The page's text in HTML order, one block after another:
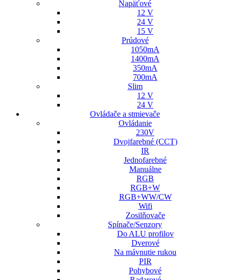
Napäťové
12 V
24 V
15 V
Prúdové
1050mA
1400mA
350mA
700mA
Slim
12 V
24 V
Ovládače a stmievače
Ovládanie
230V
Dvojfarebné (CCT)
IR
Jednofarebné
Manuálne
RGB
RGB+W
RGB+WW/CW
Wifi
Zosilňovače
Spínače/Senzory
Do ALU profilov
Dverové
Na mávnutie rukou
PIR
Pohybové